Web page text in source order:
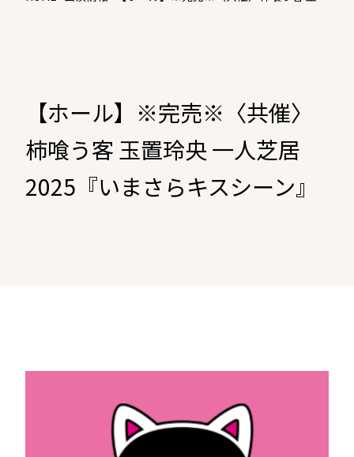
【ホール】※完売※〈共催〉
柿喰う客 玉置玲央 一人芝居
2025『いまさらキスシーン』